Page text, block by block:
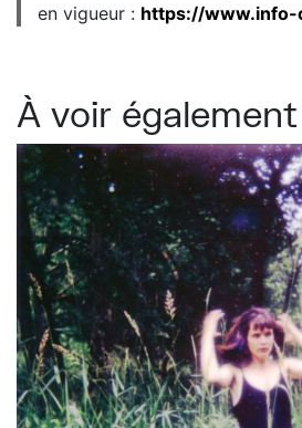
en vigueur : https://www.info-
À voir également